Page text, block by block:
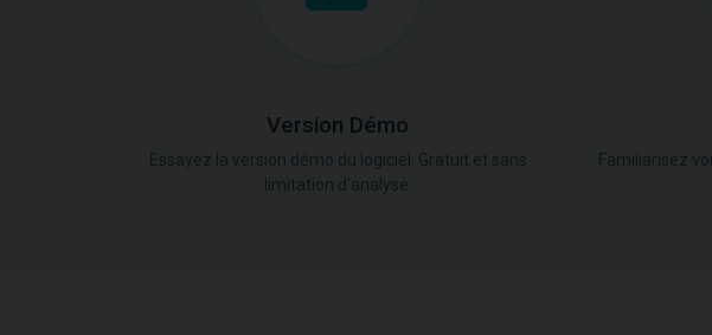
Version Démo